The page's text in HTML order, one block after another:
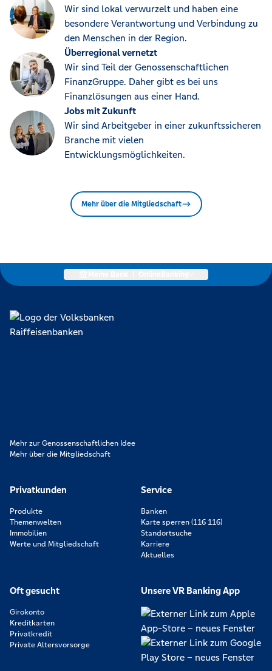
Wir sind lokal verwurzelt und haben eine
besondere Verantwortung und Verbindung zu
den Menschen in der Region.
Überregional vernetzt
Wir sind Teil der Genossenschaftlichen
FinanzGruppe. Daher gibt es bei uns
Finanzlösungen aus einer Hand.
Jobs mit Zukunft
Wir sind Arbeitgeber in einer zukunftssicheren
Branche mit vielen
Entwicklungsmöglichkeiten.
Mehr über die Mitgliedschaft
Mehr zur Genossenschaftlichen Idee
Mehr über die Mitgliedschaft
Privatkunden
Produkte
Themenwelten
Immobilien
Werte und Mitgliedschaft
Service
Banken
Karte sperren (116 116)
Standortsuche
Karriere
Aktuelles
Oft gesucht
Girokonto
Kreditkarten
Privatkredit
Private Altersvorsorge
Unsere VR Banking App